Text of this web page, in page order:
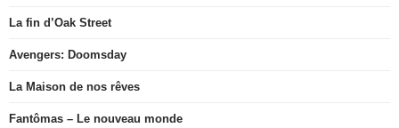
La fin d’Oak Street
Avengers: Doomsday
La Maison de nos rêves
Fantômas – Le nouveau monde